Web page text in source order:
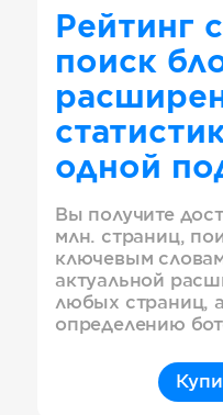
Рейтинг
поиск
одной
Вы получите
млн. страниц,
ключевым
актуальной
любых страниц,
определению